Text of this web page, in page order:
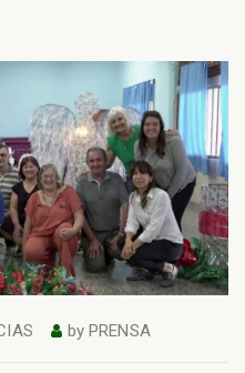
byPRENSA